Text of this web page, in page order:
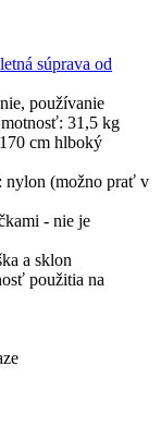
súprava od
používanie
31,5 kg
cm hlboký
nylon (možno prať v
- nie je
a sklon
použitia na